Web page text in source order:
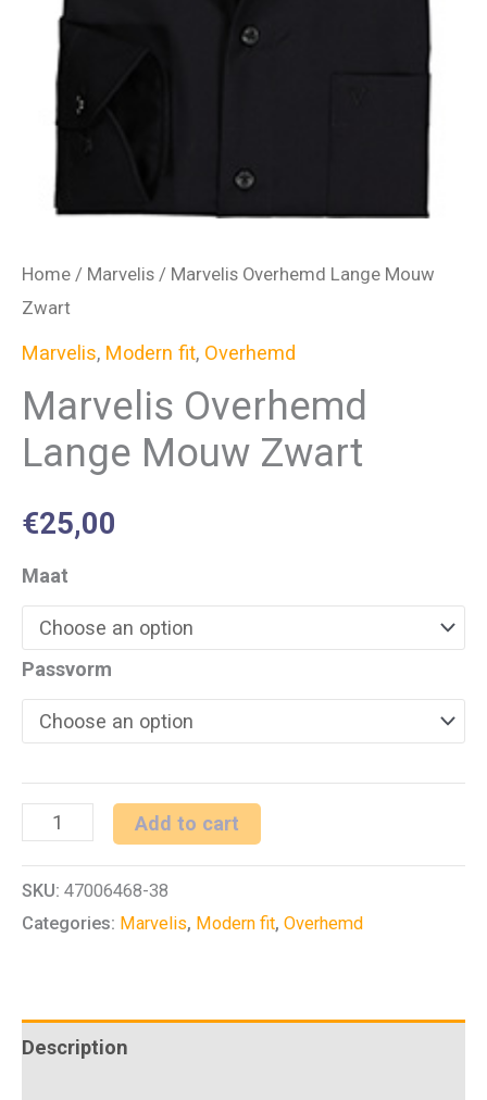
Home / Marvelis / Marvelis Overhemd Lange Mouw
Zwart
Marvelis, Modern fit, Overhemd
Marvelis Overhemd
Lange Mouw Zwart
€25,00
Maat
Passvorm
Marvelis
Lange
Mouw
Add to cart
SKU: 47006468-38
Categories: Marvelis, Modern fit, Overhemd
Description